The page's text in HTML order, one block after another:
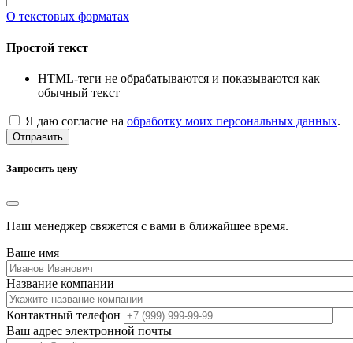
О текстовых форматах
Простой текст
HTML-теги не обрабатываются и показываются как
обычный текст
Я даю согласие на обработку моих персональных данных.
Отправить
Запросить цену
Наш менеджер свяжется с вами в ближайшее время.
Ваше имя
Название компании
Контактный телефон
Ваш адрес электронной почты